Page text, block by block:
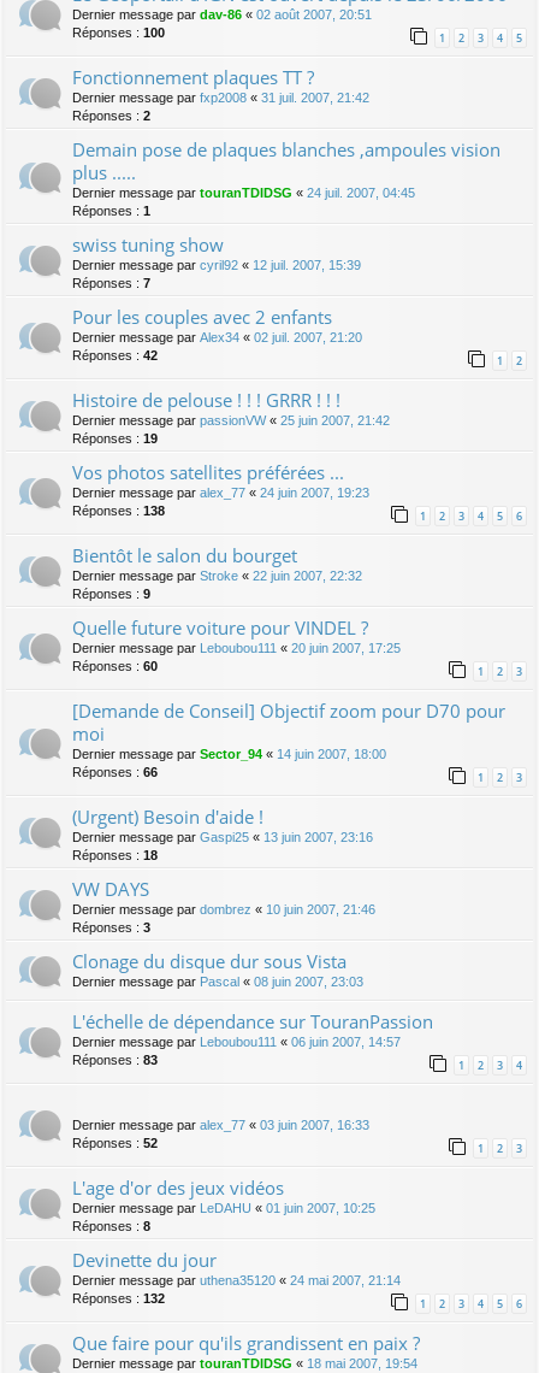
Dernier message par dav-86 « 02 août 2007, 20:51
Réponses : 100 1 2 3 4 5
Fonctionnement plaques TT ?
Dernier message par fxp2008 « 31 juil. 2007, 21:42
Réponses : 2
Demain pose de plaques blanches ,ampoules vision
plus .....
Dernier message par touranTDIDSG « 24 juil. 2007, 04:45
Réponses : 1
swiss tuning show
Dernier message par cyril92 « 12 juil. 2007, 15:39
Réponses : 7
Pour les couples avec 2 enfants
Dernier message par Alex34 « 02 juil. 2007, 21:20
Réponses : 42 1 2
Histoire de pelouse ! ! ! GRRR ! ! !
Dernier message par passionVW« 25 juin 2007, 21:42
Réponses : 19
Vos photos satellites préférées ...
Dernier message par alex_77 « 24 juin 2007, 19:23
Réponses : 138 1 2 3 4 5 6
Bientôt le salon du bourget
Dernier message par Stroke « 22 juin 2007, 22:32
Réponses : 9
Quelle future voiture pour VINDEL ?
Dernier message par Leboubou111 « 20 juin 2007, 17:25
Réponses : 60 1 2 3
[Demande de Conseil] Objectif zoom pour D70 pour
moi
Dernier message par Sector_94 « 14 juin 2007, 18:00
Réponses : 66 1 2 3
(Urgent) Besoin d'aide !
Dernier message par Gaspi25 « 13 juin 2007, 23:16
Réponses : 18
VW DAYS
Dernier message par dombrez « 10 juin 2007, 21:46
Réponses : 3
Clonage du disque dur sous Vista
Dernier message par Pascal « 08 juin 2007, 23:03
L'échelle de dépendance sur TouranPassion
Dernier message par Leboubou111 « 06 juin 2007, 14:57
Réponses : 83 1 2 3 4
Dernier message par alex_77 « 03 juin 2007, 16:33
Réponses : 52 1 2 3
L'age d'or des jeux vidéos
Dernier message par LeDAHU « 01 juin 2007, 10:25
Réponses : 8
Devinette du jour
Dernier message par uthena35120 « 24 mai 2007, 21:14
Réponses : 132 1 2 3 4 5 6
Que faire pour qu'ils grandissent en paix ?
Dernier message par touranTDIDSG « 18 mai 2007, 19:54